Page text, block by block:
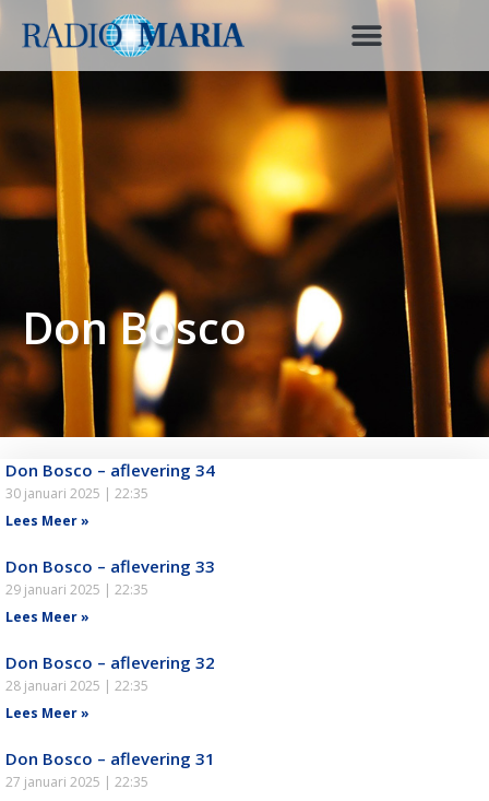
Don Bosco
Don Bosco – aflevering 34
30 januari 2025
22:35
Lees Meer »
Don Bosco – aflevering 33
29 januari 2025
22:35
Lees Meer »
Don Bosco – aflevering 32
28 januari 2025
22:35
Lees Meer »
Don Bosco – aflevering 31
27 januari 2025
22:35